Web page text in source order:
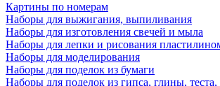
Картины по номерам
Наборы для выжигания, выпиливания
Наборы для изготовления свечей и мыла
Наборы для лепки и рисования
Наборы для моделирования
Наборы для поделок из бумаги
Наборы для поделок из гипса, глины, теста,